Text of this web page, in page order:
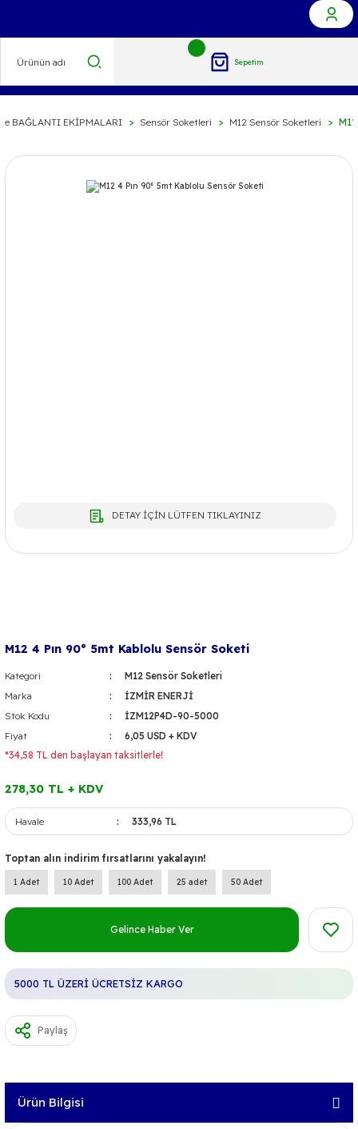
Sepetim
BAĞLANTI EKİPMALARI Sensör Soketleri M12 Sensör Soketleri
DETAY İÇİN LÜTFEN TIKLAYINIZ
M12 4 Pın 90° 5mt Kablolu Sensör Soketi
Kategori
M12 Sensör Soketleri
Marka
İZMİR ENERJİ
Stok Kodu
İZM12P4D-90-5000
Fiyat
6,05 USD + KDV
*34,58 TL den başlayan taksitlerle!
278,30 TL + KDV
Havale 333,96 TL
Toptan alın indirim fırsatlarını yakalayın!
1 Adet 10 Adet 100 Adet 25 adet 50 Adet
Gelince Haber Ver
5000 TL ÜZERİ ÜCRETSİZ KARGO
Paylaş
Ürün Bilgisi